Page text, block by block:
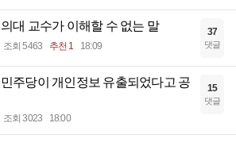
대 교수가 이해할 수 없는 말
조회 5463 추천 1 18:09
37
댓글
주당이 개인정보 유출되었다고 공
조회 3023 18:00
15
댓글